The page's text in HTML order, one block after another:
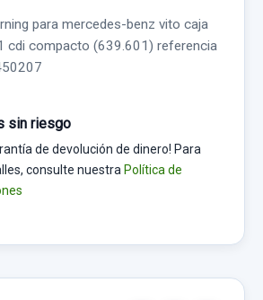
para mercedes-benz vito caja
cdi compacto (639.601) referencia
sin riesgo
de devolución de dinero! Para
consulte nuestra Política de